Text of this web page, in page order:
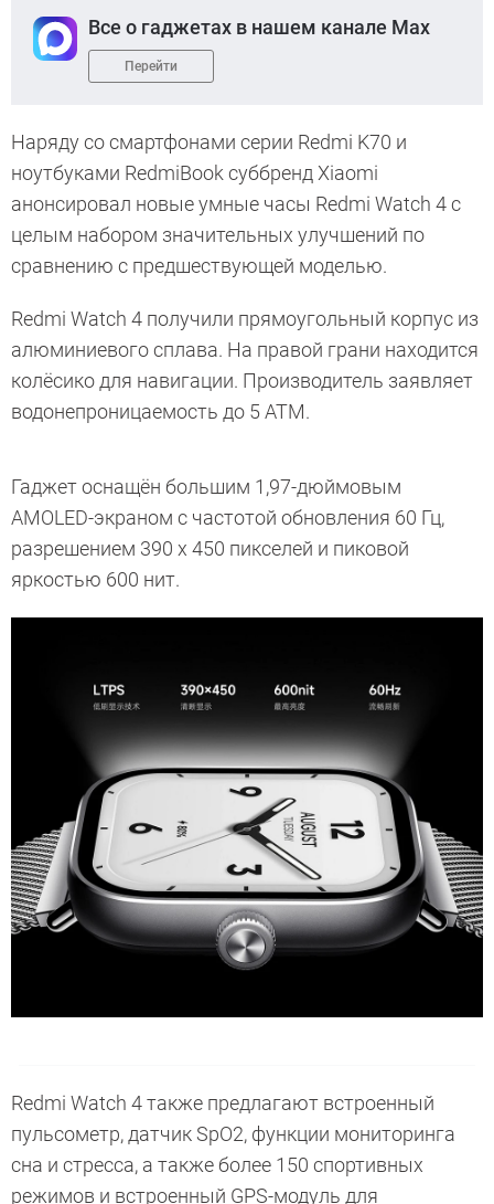
Все о гаджетах в нашем канале Max
Перейти
Наряду со смартфонами серии Redmi K70 и
ноутбуками RedmiBook суббренд Xiaomi
анонсировал новые умные часы Redmi Watch 4 с
целым набором значительных улучшений по
сравнению с предшествующей моделью.
Redmi Watch 4 получили прямоугольный корпус из
алюминиевого сплава. На правой грани находится
колёсико для навигации. Производитель заявляет
водонепроницаемость до 5 АТМ.
Гаджет оснащён большим 1,97-дюймовым
AMOLED-экраном с частотой обновления 60 Гц,
разрешением 390 x 450 пикселей и пиковой
яркостью 600 нит.
Redmi Watch 4 также предлагают встроенный
пульсометр, датчик SpO2, функции мониторинга
сна и стресса, а также более 150 спортивных
режимов и встроенный GPS-модуль для